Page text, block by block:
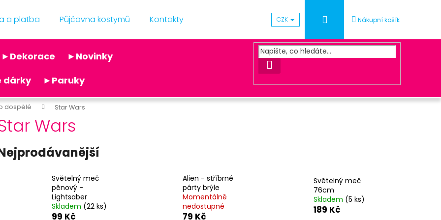
a platba Půjčovna kostymů Kontakty CZK PřihlášeníNákupní košík
►Dekorace
►Novinky
dárky ►Paruky
HLEDAT
dospělé Star Wars
Wars
Světelný meč
pěnový -
Lightsaber
Skladem (22 ks)
99 Kč
Alien - stříbrné
párty brýle
Momentálně
nedostupné
79 Kč
Světelný meč
76cm
Skladem (5 ks)
189 Kč
Co potřebujete najít?
Doporučujeme
KRÁLOVSKÁ KORUNA
119 Kč
39 Kč
Původně:99 Kč